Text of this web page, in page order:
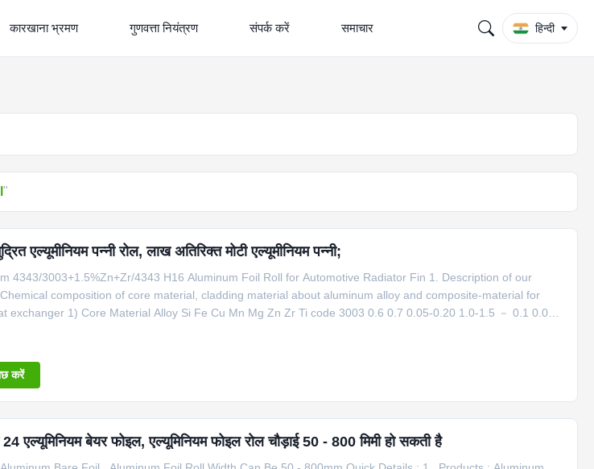
कारखाना भ्रमण गुणवत्ता नियंत्रण संपर्क करें समाचार हिन्दी
"
एल्यूमीनियम पन्नी रोल, लाख अतिरिक्त मोटी एल्यूमीनियम पन्नी;
4343/3003+1.5%Zn+Zr/4343 H16 Aluminum Foil Roll for Automotive Radiator Fin 1. Description of our
composition of core material, cladding material about aluminum alloy and composite-material for
exchanger 1) Core Material Alloy Si Fe Cu Mn Mg Zn Zr Ti code 3003 0.6 0.7 0.05-0.20 1.0-1.5 － 0.1 0.05
करें
एल्यूमिनियम बेयर फोइल, एल्यूमिनियम फोइल रोल चौड़ाई 50 - 800 मिमी हो सकती है